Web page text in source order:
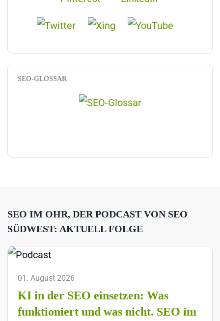
SEO-GLOSSAR
SEO IM OHR, DER PODCAST VON SEO
SÜDWEST: AKTUELL FOLGE
01. August 2026
KI in der SEO einsetzen: Was
funktioniert und was nicht. SEO im